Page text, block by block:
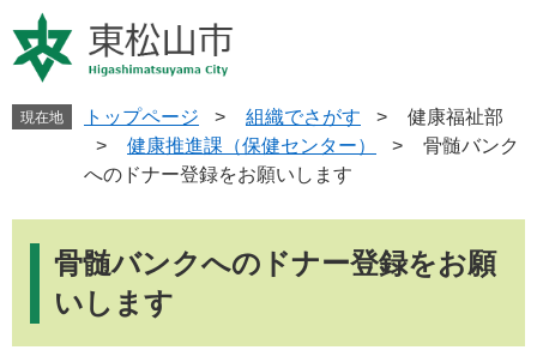
ー
ジ
ニ
ュ
現在地 トップページ > 組織でさがす >
健康福祉部
>
健康推進課（保健センター） >
骨髄バンク
へのドナー登録をお願いします
骨髄バンクへのドナー登録をお願
いします